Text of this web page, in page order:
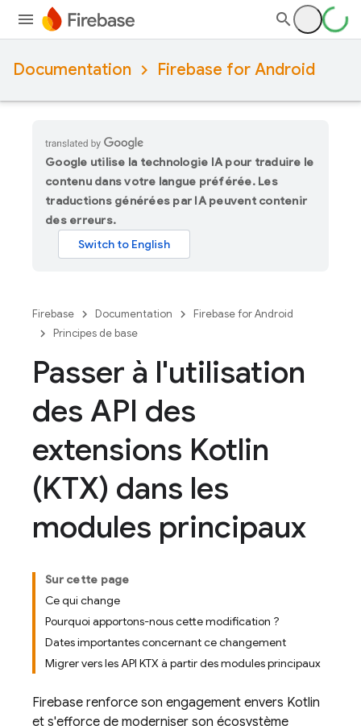
Documentation Firebase for Android
Google utilise la technologie IA pour traduire le
contenu dans votre langue préférée. Les
traductions générées par IA peuvent contenir
des erreurs.
Firebase Documentation
Firebase for Android
Principes de base
Passer à l'utilisation
des API des
extensions Kotlin
(KTX) dans les
modules principaux
Sur cette page
Ce qui change
Pourquoi apportons-nous cette modification ?
Dates importantes concernant ce changement
Migrer vers les API KTX à partir des modules principaux
Firebase renforce son engagement envers Kotlin
et s'efforce de moderniser son écosystème